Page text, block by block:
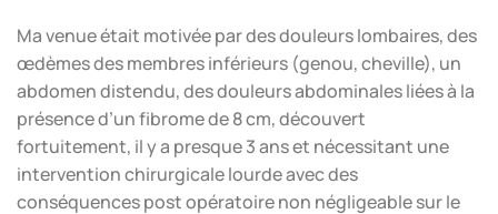
Ma venue était motivée par des douleurs lombaires, des
œdèmes des membres inférieurs (genou, cheville), un
abdomen distendu, des douleurs abdominales liées à la
présence d’un fibrome de 8 cm, découvert
fortuitement, il y a presque 3 ans et nécessitant une
intervention chirurgicale lourde avec des
conséquences post opératoire non négligeable sur le